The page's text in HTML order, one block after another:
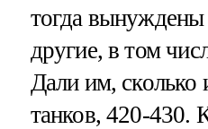
тогда
другие, в том
Дали им,
танков, 420-430.